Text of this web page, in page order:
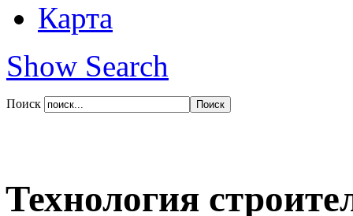
Карта
Show Search
Поиск
Технология